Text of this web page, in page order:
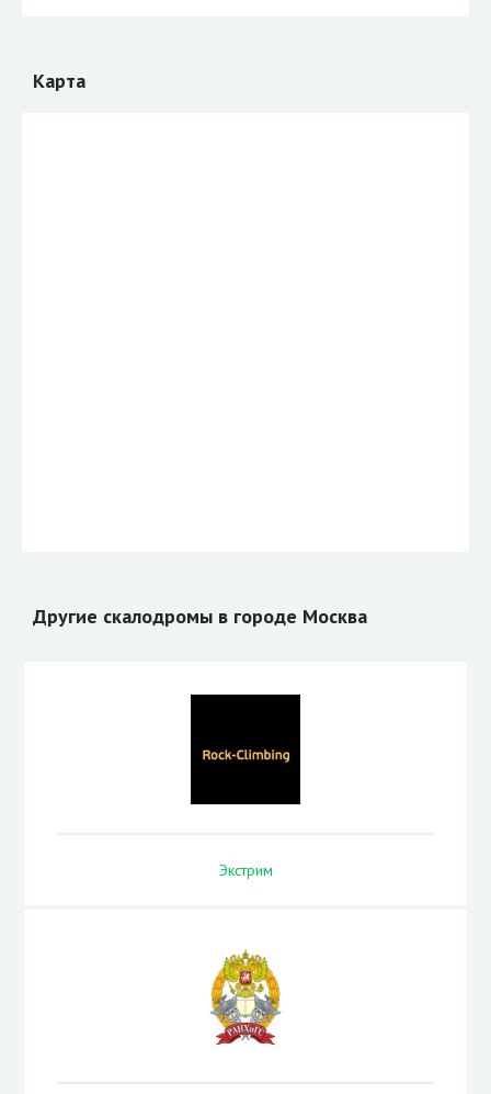
Карта
Другие скалодромы в городе Москва
Экстрим